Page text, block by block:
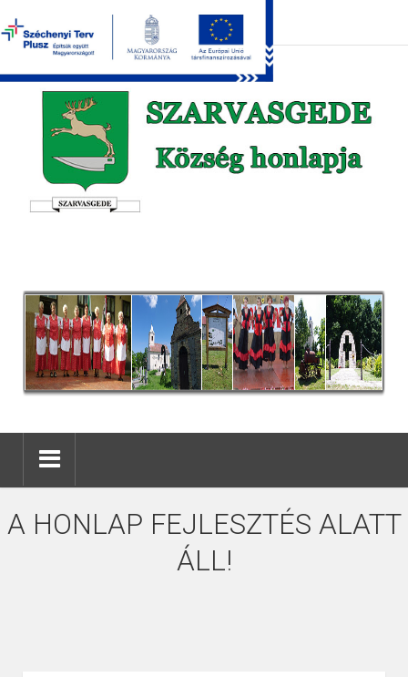
A HONLAP FEJLESZTÉS ALATT
ÁLL!